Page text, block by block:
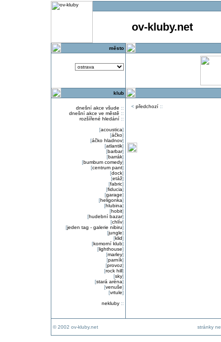
ov-kluby.net
město
klub
dnešní akce všude ::
dnešní akce ve městě ::
rozšířené hledání::
[acoustica]
[áčko]
[áčko hladnov]
[atlantik]
[barbar]
[barrák]
[bumbum comedy]
[centrum pant]
[dock]
[etáž]
[fabric]
[fiducia]
[garage]
[heligonka]
[hlubina]
[hobit]
[hudební bazar]
[chlív]
[jeden tag - galerie nibiru]
[jungle]
[klid]
[komorní klub]
[lighthouse]
[marley]
[parník]
[provoz]
[rock hill]
[sky]
[stará aréna]
[venuše]
[vrtule]
nekluby::
< předchozí::
© 2002 ov-kluby.net stránky